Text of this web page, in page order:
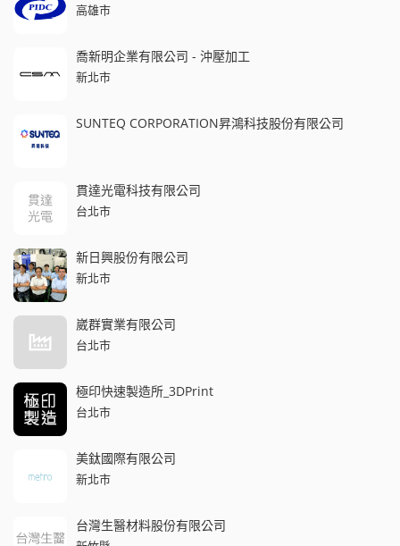
高雄市
喬新明企業有限公司 - 沖壓加工
新北市
SUNTEQ CORPORATION昇鴻科技股份有限公司
貫達光電科技有限公司
台北市
新日興股份有限公司
新北市
崴群實業有限公司
台北市
極印快速製造所_3DPrint
台北市
美鈦國際有限公司
新北市
台灣生醫材料股份有限公司